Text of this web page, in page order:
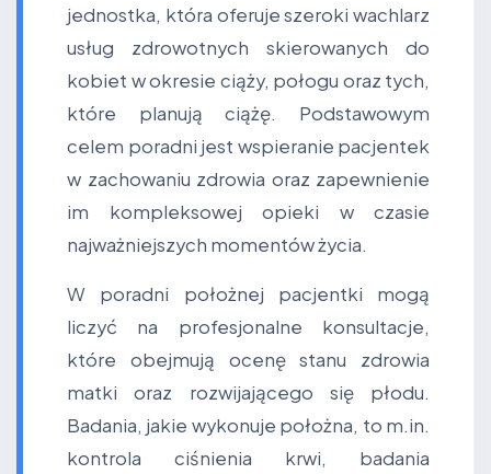
jednostka, która oferuje szeroki wachlarz
usług zdrowotnych skierowanych do
kobiet w okresie ciąży, połogu oraz tych,
które planują ciążę. Podstawowym
celem poradni jest wspieranie pacjentek
w zachowaniu zdrowia oraz zapewnienie
im kompleksowej opieki w czasie
najważniejszych momentów życia.
W poradni położnej pacjentki mogą
liczyć na profesjonalne konsultacje,
które obejmują ocenę stanu zdrowia
matki oraz rozwijającego się płodu.
Badania, jakie wykonuje położna, to m.in.
kontrola ciśnienia krwi, badania